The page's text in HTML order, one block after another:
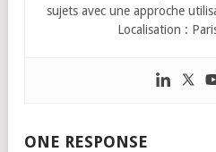
sujets avec une approche
Localisation :
ONE RESPONSE